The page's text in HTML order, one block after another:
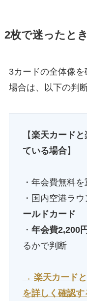
2枚で迷ったと
3カードの全体像
場合は、以下の判
【楽天カード
ている場合】
・年会費無料
・国内空港ラ
ールドカード
・ 年会費2,200
るかで判断
→ 楽天カード
を詳しく確認す